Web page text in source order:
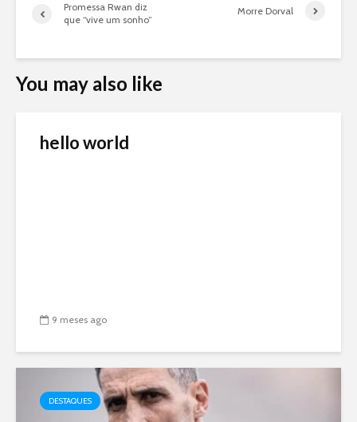
Promessa Rwan diz
que “vive um sonho”
Morre Dorval
You may also like
hello world
9 meses ago
DESTAQUES